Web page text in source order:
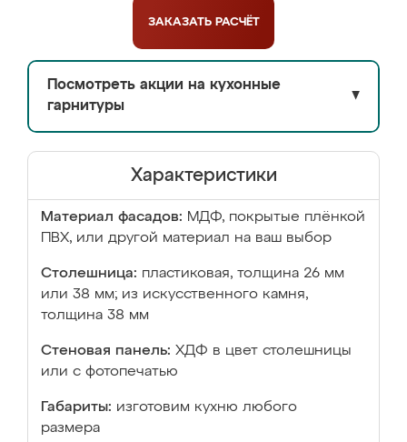
ЗАКАЗАТЬ РАСЧЁТ
Посмотреть акции на кухонные
гарнитуры
▼
Характеристики
Материал фасадов: МДФ, покрытые плёнкой
ПВХ, или другой материал на ваш выбор
Столешница: пластиковая, толщина 26 мм
или 38 мм; из искусственного камня,
толщина 38 мм
Стеновая панель: ХДФ в цвет столешницы
или с фотопечатью
Габариты: изготовим кухню любого
размера